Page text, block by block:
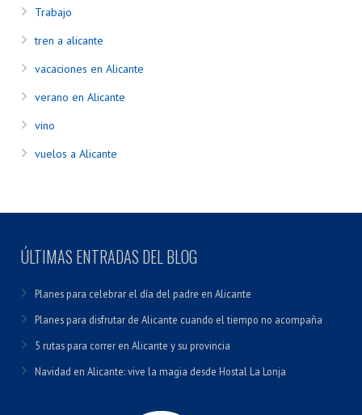
Trabajo
tren a alicante
vacaciones en Alicante
verano en Alicante
vino
vuelos a Alicante
ÚLTIMAS ENTRADAS DEL BLOG
Planes para celebrar el día del padre en Alicante
Planes para disfrutar de Alicante cuando el tiempo no acompaña
5 rutas para correr en Alicante y su provincia
Navidad en Alicante: vive la magia desde Hostal La Lonja